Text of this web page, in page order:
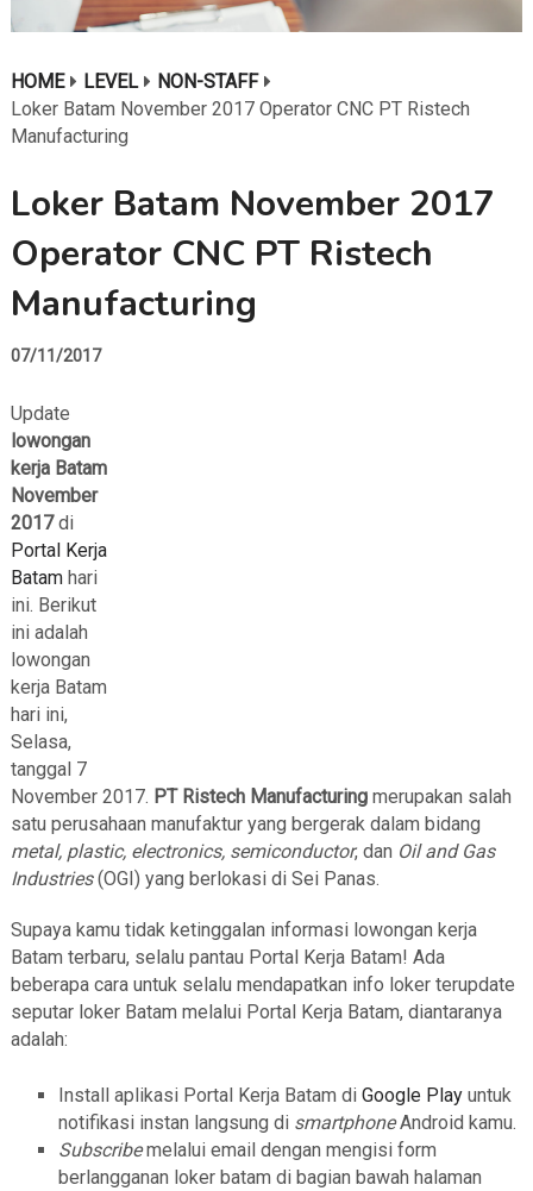
HOME LEVEL
NON-STAFF
Loker Batam November 2017 Operator CNC PT Ristech
Manufacturing
Loker Batam November 2017
Operator CNC PT Ristech
Manufacturing
07/11/2017
Update
lowongan
kerja Batam
November
2017di
Portal Kerja
Batamhari
ini. Berikut
ini adalah
lowongan
kerja Batam
hari ini,
Selasa,
tanggal 7
November 2017. PT Ristech Manufacturingmerupakan salah
satu perusahaan manufaktur yang bergerak dalam bidang
metal, plastic, electronics, semiconductor, dan Oil and Gas
Industries(OGI) yang berlokasi di Sei Panas.
Supaya kamu tidak ketinggalan informasi lowongan kerja
Batam terbaru, selalu pantau Portal Kerja Batam! Ada
beberapa cara untuk selalu mendapatkan info loker terupdate
seputar loker Batam melalui Portal Kerja Batam, diantaranya
adalah:
Install aplikasi Portal Kerja Batam di Google Playuntuk
notifikasi instan langsung di smartphoneAndroid kamu.
Subscribemelalui email dengan mengisi form
berlangganan loker batam di bagian bawah halaman